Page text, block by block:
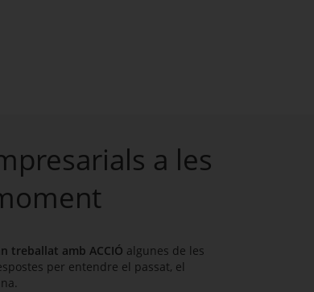
a les
treballat amb ACCIÓ algunes de les
per entendre el passat, el